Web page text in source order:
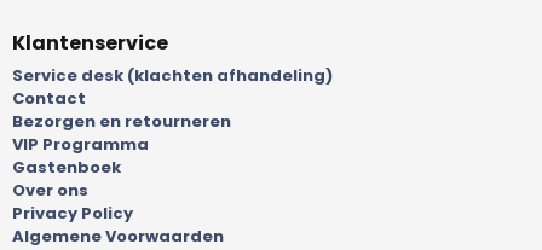
Klantenservice
Service desk (klachten afhandeling)
Contact
Bezorgen en retourneren
VIP Programma
Gastenboek
Over ons
Privacy Policy
Algemene Voorwaarden